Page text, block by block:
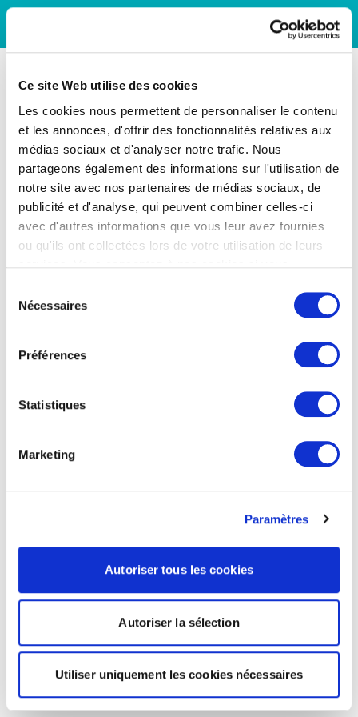
Ce site Web utilise des cookies
Les cookies nous permettent de personnaliser le contenu
et les annonces, d'offrir des fonctionnalités relatives aux
médias sociaux et d'analyser notre trafic. Nous
partageons également des informations sur l'utilisation de
notre site avec nos partenaires de médias sociaux, de
publicité et d'analyse, qui peuvent combiner celles-ci
avec d'autres informations que vous leur avez fournies
ou qu'ils ont collectées lors de votre utilisation de leurs
Nécessaires
Préférences
Statistiques
Marketing
Paramètres
Autoriser tous les cookies
Autoriser la sélection
Utiliser uniquement les cookies nécessaires